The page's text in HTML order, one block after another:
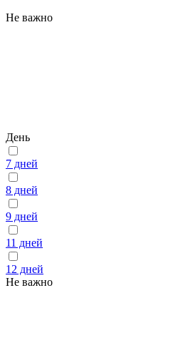
Не важно
День
7 дней
8 дней
9 дней
11 дней
12 дней
Не важно